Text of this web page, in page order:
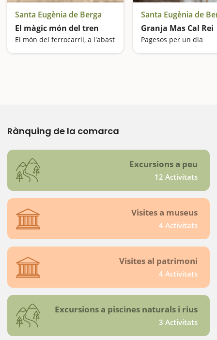
Santa Eugènia de Berga
El màgic món del tren
El món del ferrocarril, a l'abast
Santa Eugènia de
Granja Mas Cal Rei
Pagesos per un dia
Rànquing de la comarca
Excursions a peu
12 Activitats
Visites a museus
4 Activitats
Visites al patrimoni
4 Activitats
Excursions a piscines naturals i rius
3 Activitats